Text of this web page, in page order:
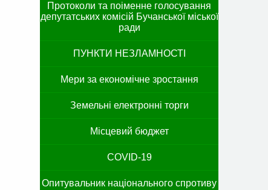
Протоколи та поіменне голосування
депутатських комісій Бучанської міської
ради
ПУНКТИ НЕЗЛАМНОСТІ
Мери за економічне зростання
Земельні електронні торги
Місцевий бюджет
COVID-19
Опитувальник національного спротиву